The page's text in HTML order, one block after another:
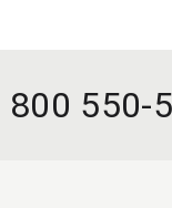
800 550-